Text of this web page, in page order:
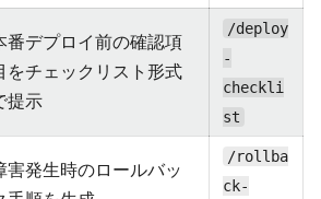
番デプロイ前の確認項
をチェックリスト形式
提示
/deploy
-
checkli
st
害発生時のロールバッ
/rollba
ck-